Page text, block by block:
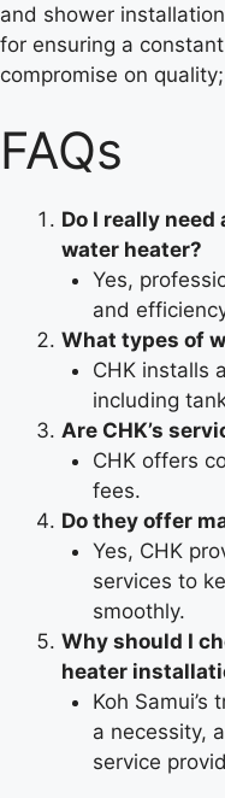
and shower
for ensuring a
compromise on
FAQs
Do I really
water heater?
Yes,
and
What types of
CHK installs
including
Are CHK’s
CHK offers
fees.
Do they offer
Yes, CHK
services to
smoothly.
Why should I
heater
Koh
a necessity,
service